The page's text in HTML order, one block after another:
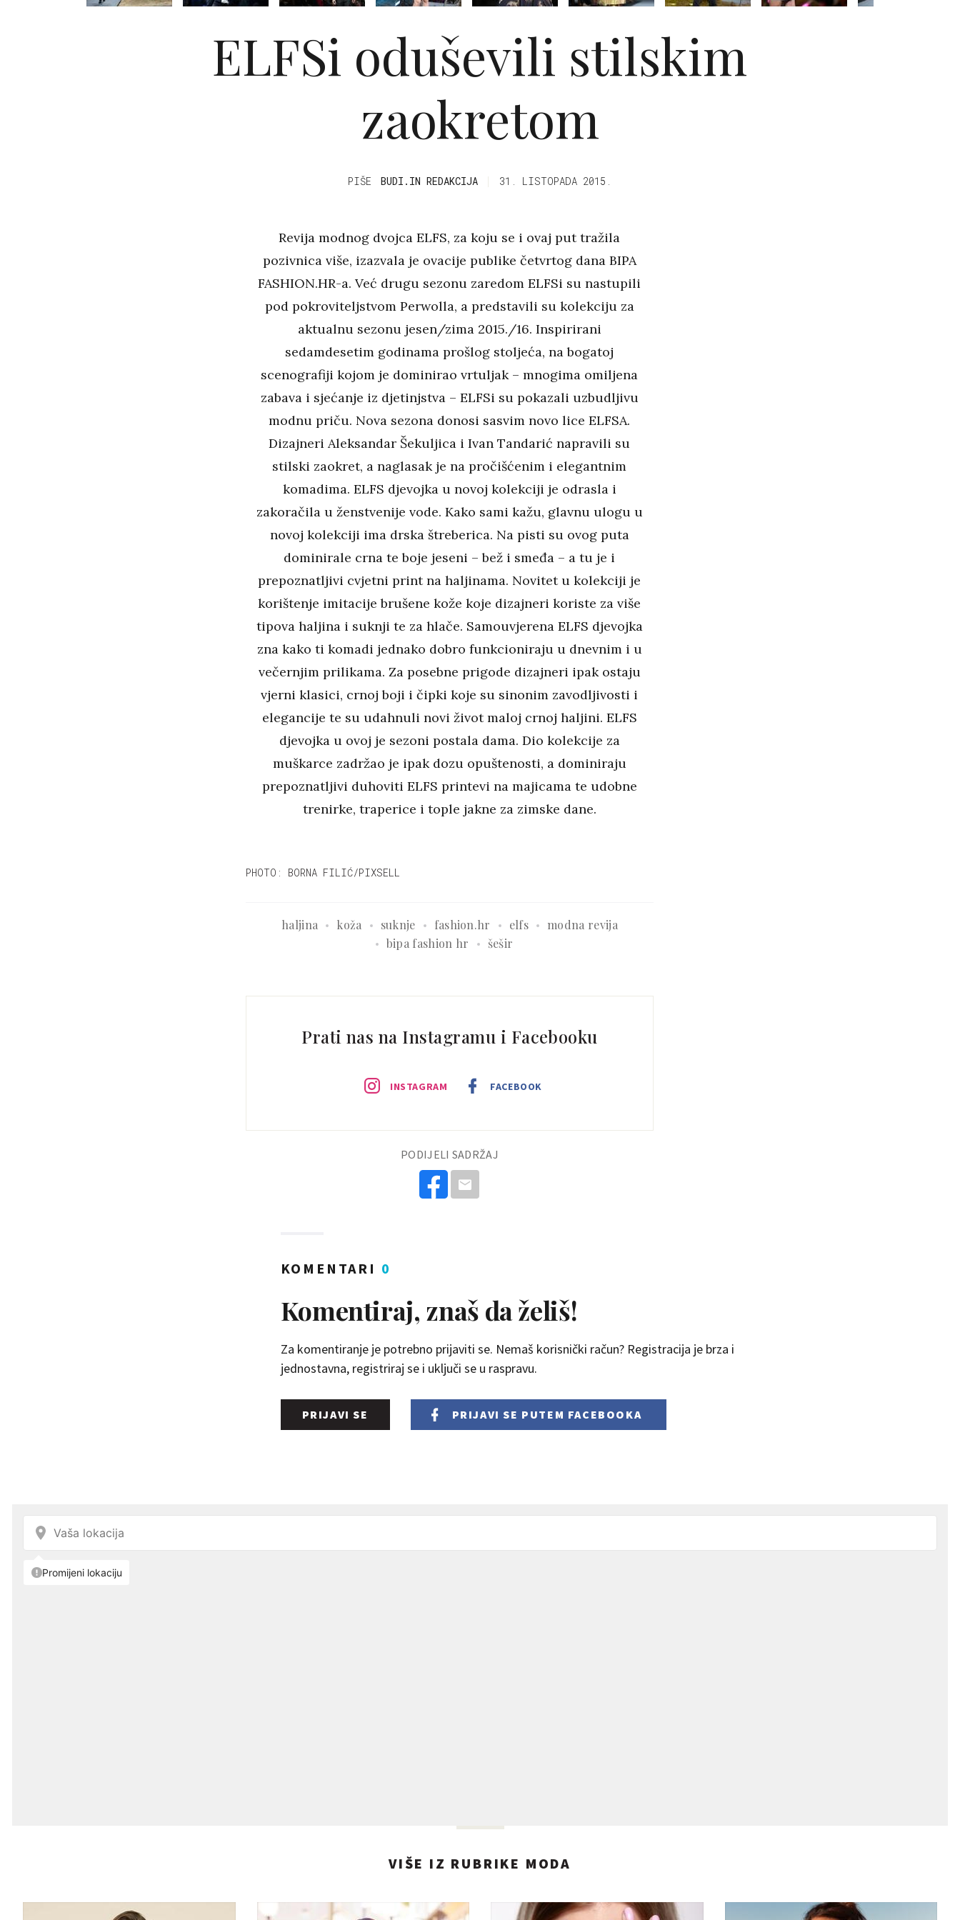
ELFSi oduševili stilskim
zaokretom
PIŠE BUDI.IN REDAKCIJA 31. LISTOPADA 2015.
Revija modnog dvojca ELFS, za koju se i ovaj put tražila
pozivnica više, izazvala je ovacije publike četvrtog dana BIPA
FASHION.HR-a. Već drugu sezonu zaredom ELFSi su nastupili
pod pokroviteljstvom Perwolla, a predstavili su kolekciju za
aktualnu sezonu jesen/zima 2015./16. Inspirirani
sedamdesetim godinama prošlog stoljeća, na bogatoj
scenografiji kojom je dominirao vrtuljak – mnogima omiljena
zabava i sjećanje iz djetinjstva – ELFSi su pokazali uzbudljivu
modnu priču. Nova sezona donosi sasvim novo lice ELFSA.
Dizajneri Aleksandar Šekuljica i Ivan Tandarić napravili su
stilski zaokret, a naglasak je na pročišćenim i elegantnim
komadima. ELFS djevojka u novoj kolekciji je odrasla i
zakoračila u ženstvenije vode. Kako sami kažu, glavnu ulogu u
novoj kolekciji ima drska štreberica. Na pisti su ovog puta
dominirale crna te boje jeseni – bež i smeđa – a tu je i
prepoznatljivi cvjetni print na haljinama. Novitet u kolekciji je
korištenje imitacije brušene kože koje dizajneri koriste za više
tipova haljina i suknji te za hlače. Samouvjerena ELFS djevojka
zna kako ti komadi jednako dobro funkcioniraju u dnevnim i u
večernjim prilikama. Za posebne prigode dizajneri ipak ostaju
vjerni klasici, crnoj boji i čipki koje su sinonim zavodljivosti i
elegancije te su udahnuli novi život maloj crnoj haljini. ELFS
djevojka u ovoj je sezoni postala dama. Dio kolekcije za
muškarce zadržao je ipak dozu opuštenosti, a dominiraju
prepoznatljivi duhoviti ELFS printevi na majicama te udobne
trenirke, traperice i tople jakne za zimske dane.
PHOTO: BORNA FILIĆ/PIXSELL
haljina koža suknje fashion.hr elfs
modna revija
bipa fashion hr
šešir
Prati nas na Instagramu i Facebooku
INSTAGRAM FACEBOOK
PODIJELI SADRŽAJ
KOMENTARI 0
Komentiraj, znaš da želiš!
Za komentiranje je potrebno prijaviti se. Nemaš korisnički račun? Registracija je brza i
jednostavna, registriraj se i uključi se u raspravu.
PRIJAVI SE PRIJAVI SE PUTEM FACEBOOKA
VIŠE IZ RUBRIKE MODA